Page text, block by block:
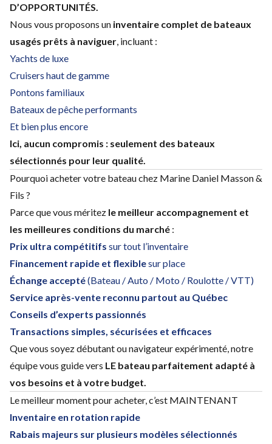
D’OPPORTUNITÉS.
Nous vous proposons un inventaire complet de bateaux
usagés prêts à naviguer, incluant :
Yachts de luxe
Cruisers haut de gamme
Pontons familiaux
Bateaux de pêche performants
Et bien plus encore
Ici, aucun compromis : seulement des bateaux
sélectionnés pour leur qualité.
Pourquoi acheter votre bateau chez Marine Daniel Masson &
Fils ?
Parce que vous méritez le meilleur accompagnement et
les meilleures conditions du marché :
Prix ultra compétitifs sur tout l’inventaire
Financement rapide et flexiblesur place
Échange accepté(Bateau / Auto / Moto / Roulotte / VTT)
Service après-vente reconnu partout au Québec
Conseils d’experts passionnés
Transactions simples, sécurisées et efficaces
Que vous soyez débutant ou navigateur expérimenté, notre
équipe vous guide vers LE bateau parfaitement adapté à
vos besoins et à votre budget.
Le meilleur moment pour acheter, c’est MAINTENANT
Inventaire en rotation rapide
Rabais majeurs sur plusieurs modèles sélectionnés